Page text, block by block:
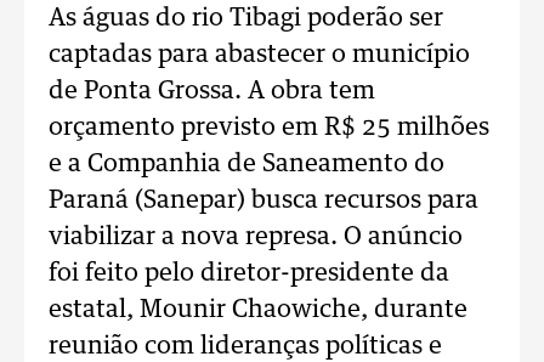
As águas do rio Tibagi poderão ser
captadas para abastecer o município
de Ponta Grossa. A obra tem
orçamento previsto em R$ 25 milhões
e a Companhia de Saneamento do
Paraná (Sanepar) busca recursos para
viabilizar a nova represa. O anúncio
foi feito pelo diretor-presidente da
estatal, Mounir Chaowiche, durante
reunião com lideranças políticas e